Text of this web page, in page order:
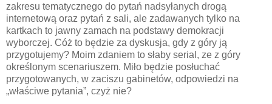
zakresu tematycznego do pytań nadsyłanych drogą
internetową oraz pytań z sali, ale zadawanych tylko na
kartkach to jawny zamach na podstawy demokracji
wyborczej. Cóż to będzie za dyskusja, gdy z góry ją
przygotujemy? Moim zdaniem to słaby serial, ze z góry
określonym scenariuszem. Miło będzie posłuchać
przygotowanych, w zaciszu gabinetów, odpowiedzi na
„właściwe pytania”, czyż nie?